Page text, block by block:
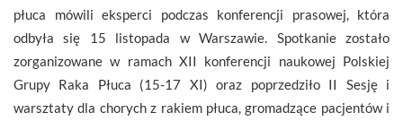
płuca mówili eksperci podczas konferencji prasowej, która
odbyła się 15 listopada w Warszawie. Spotkanie zostało
zorganizowane w ramach XII konferencji naukowej Polskiej
Grupy Raka Płuca (15-17 XI) oraz poprzedziło II Sesję i
warsztaty dla chorych z rakiem płuca, gromadzące pacjentów i